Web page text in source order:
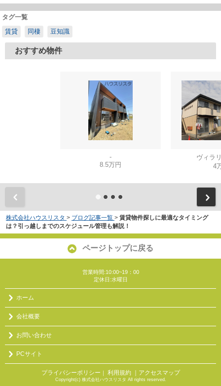
タグ一覧
賃貸
同棲 豆知識
おすすめ物件
-
8.5万円
ヴィラ
4
株式会社ハウスリスタ > ブログ記事一覧 > 賃貸物件探しに最適なタイミング
は？引っ越しまでのスケジュール管理も解説！
ページトップに戻る
営業時間:10:00~19：00
定休日:水曜日
ホーム
会社概要
お問い合わせ
PCサイト
プライバシーポリシー ｜ 利用規約 ｜アクセスマップ
Copyright(c) 株式会社ハウスリスタ All rights reserved.